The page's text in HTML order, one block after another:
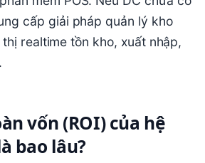
cấp giải pháp quản lý kho
realtime tồn kho, xuất nhập,
vốn (ROI) của hệ
bao lâu?